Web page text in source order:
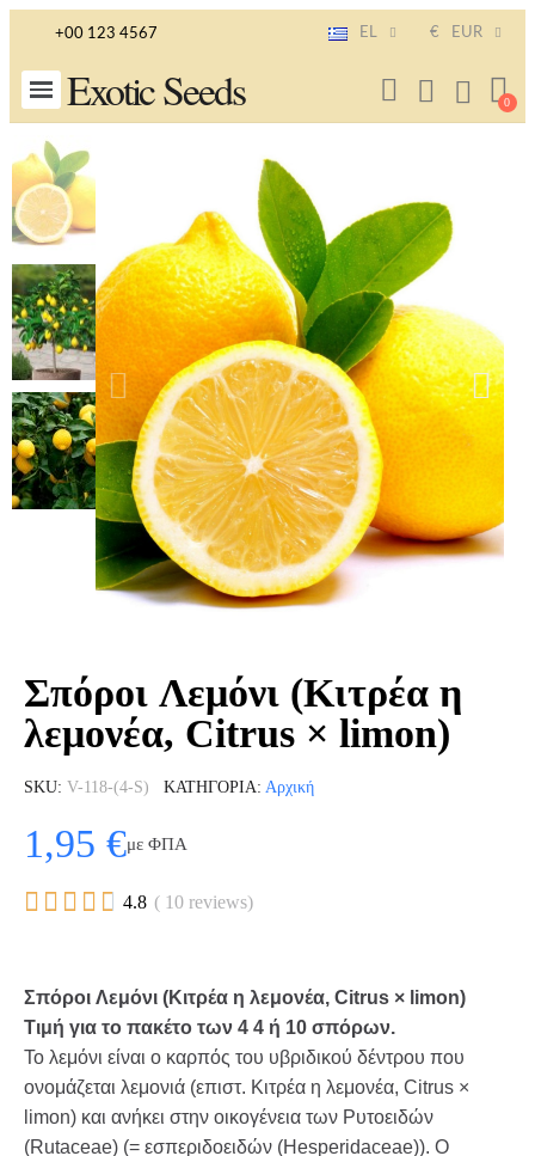
+00 123 4567 EL € EUR
Exotic Seeds
Σπόροι Λεμόνι (Κιτρέα η
λεμονέα, Citrus × limon)
SKU V-118-(4-S) ΚΑΤΗΓΟΡΊΑ Αρχική
1,95 €με ΦΠΑ
     4.8 ( 10 reviews)
Σπόροι Λεμόνι (Κιτρέα η λεμονέα, Citrus × limon)
Τιμή για το πακέτο των 4 4 ή 10 σπόρων.
Το λεμόνι είναι ο καρπός του υβριδικού δέντρου που
ονομάζεται λεμονιά (επιστ. Κιτρέα η λεμονέα, Citrus ×
limon) και ανήκει στην οικογένεια των Ρυτοειδών
(Rutaceae) (= εσπεριδοειδών (Hesperidaceae)). Ο